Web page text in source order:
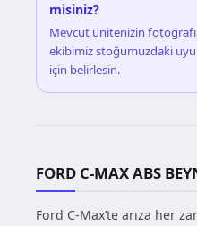
misiniz?
Mevcut ünitenizin
ekibimiz stoğumuzdaki
için belirlesin.
FORD C-MAX ABS
Ford C-Max’te arıza her